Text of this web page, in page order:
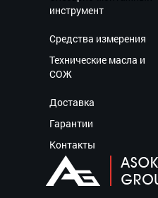
инструмент
Средства измерения
Технические масла и
СОЖ
Доставка
Гарантии
Контакты